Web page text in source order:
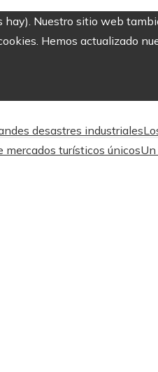
Nuestro sitio web
Hemos actualizado
desastres industriales
mercados turísticos únicos